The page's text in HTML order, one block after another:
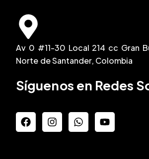
Av 0 #11-30 Local 214 cc Gran
Norte de Santander, Colombia
Síguenos en Redes
F
a
c
I
n
s
W
h
a
Y
o
u